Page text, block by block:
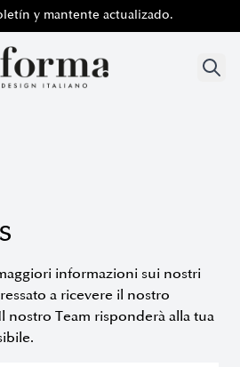
y mantente actualizado.
y mantente actualizado.
informazioni sui nostri
a ricevere il nostro
nostro Team risponderà alla tua